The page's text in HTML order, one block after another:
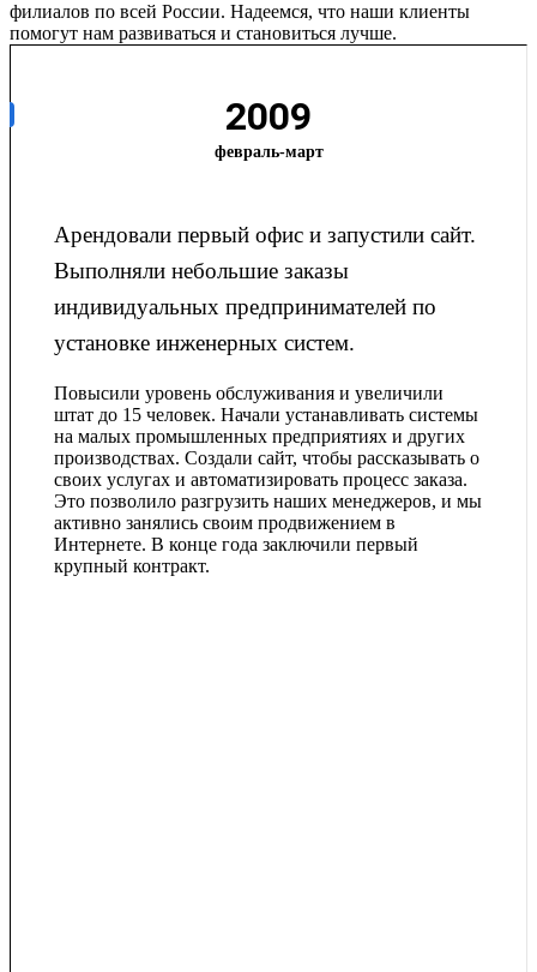
филиалов по всей России. Надеемся, что наши клиенты
помогут нам развиваться и становиться лучше.
2009
февраль-март
Арендовали первый офис и запустили сайт.
Выполняли небольшие заказы
индивидуальных предпринимателей по
установке инженерных систем.
Повысили уровень обслуживания и увеличили
штат до 15 человек. Начали устанавливать системы
на малых промышленных предприятиях и других
производствах. Создали сайт, чтобы рассказывать о
своих услугах и автоматизировать процесс заказа.
Это позволило разгрузить наших менеджеров, и мы
активно занялись своим продвижением в
Интернете. В конце года заключили первый
крупный контракт.